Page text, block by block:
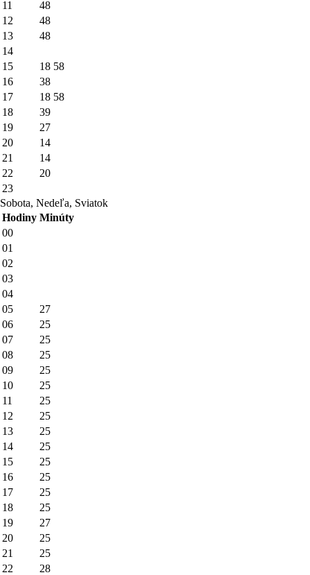
11
48
12
48
13
48
14
15
18 58
16
38
17
18 58
18
39
19
27
20
14
21
14
22
20
23
Sobota, Nedeľa, Sviatok
Hodiny Minúty
00
01
02
03
04
05
27
06
25
07
25
08
25
09
25
10
25
11
25
12
25
13
25
14
25
15
25
16
25
17
25
18
25
19
27
20
25
21
25
22
28